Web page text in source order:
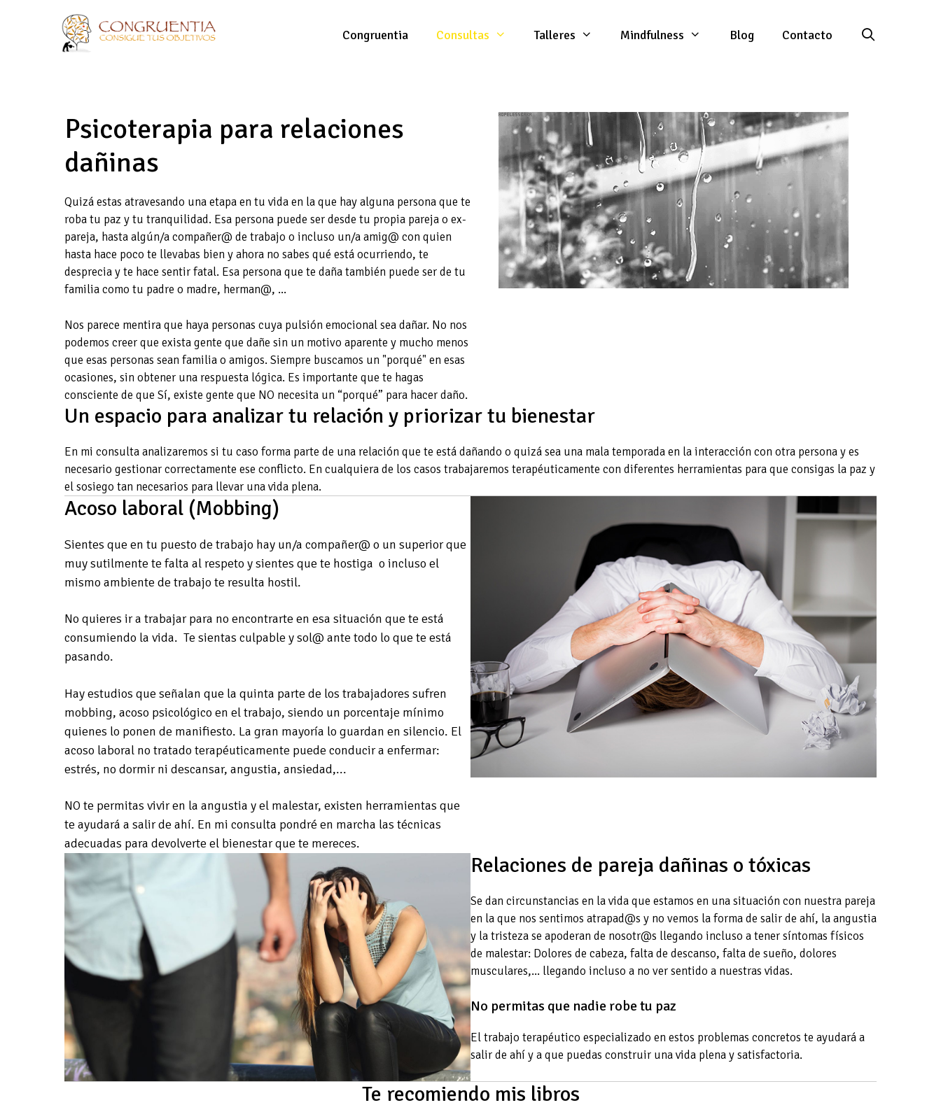
Congruentia Consultas Talleres Mindfulness Blog Contacto
Psicoterapia para relaciones
dañinas
Quizá estas atravesando una etapa en tu vida en la que hay alguna persona que te
roba tu paz y tu tranquilidad. Esa persona puede ser desde tu propia pareja o ex-
pareja, hasta algún/a compañer@ de trabajo o incluso un/a amig@ con quien
hasta hace poco te llevabas bien y ahora no sabes qué está ocurriendo, te
desprecia y te hace sentir fatal. Esa persona que te daña también puede ser de tu
familia como tu padre o madre, herman@, ...
Nos parece mentira que haya personas cuya pulsión emocional sea dañar. No nos
podemos creer que exista gente que dañe sin un motivo aparente y mucho menos
que esas personas sean familia o amigos. Siempre buscamos un "porqué" en esas
ocasiones, sin obtener una respuesta lógica. Es importante que te hagas
consciente de que Sí, existe gente que NO necesita un “porqué” para hacer daño.
Un espacio para analizar tu relación y priorizar tu bienestar
En mi consulta analizaremos si tu caso forma parte de una relación que te está dañando o quizá sea una mala temporada en la interacción con otra persona y es
necesario gestionar correctamente ese conflicto. En cualquiera de los casos trabajaremos terapéuticamente con diferentes herramientas para que consigas la paz y
el sosiego tan necesarios para llevar una vida plena.
Acoso laboral (Mobbing)
Sientes que en tu puesto de trabajo hay un/a compañer@ o un superior que
muy sutilmente te falta al respeto y sientes que te hostiga o incluso el
mismo ambiente de trabajo te resulta hostil.
No quieres ir a trabajar para no encontrarte en esa situación que te está
consumiendo la vida. Te sientas culpable y sol@ ante todo lo que te está
pasando.
Hay estudios que señalan que la quinta parte de los trabajadores sufren
mobbing, acoso psicológico en el trabajo, siendo un porcentaje mínimo
quienes lo ponen de manifiesto. La gran mayoría lo guardan en silencio. El
acoso laboral no tratado terapéuticamente puede conducir a enfermar:
estrés, no dormir ni descansar, angustia, ansiedad,...
NO te permitas vivir en la angustia y el malestar, existen herramientas que
te ayudará a salir de ahí. En mi consulta pondré en marcha las técnicas
adecuadas para devolverte el bienestar que te mereces.
Relaciones de pareja dañinas o tóxicas
Se dan circunstancias en la vida que estamos en una situación con nuestra pareja
en la que nos sentimos atrapad@s y no vemos la forma de salir de ahí, la angustia
y la tristeza se apoderan de nosotr@s llegando incluso a tener síntomas físicos
de malestar: Dolores de cabeza, falta de descanso, falta de sueño, dolores
musculares,... llegando incluso a no ver sentido a nuestras vidas.
No permitas que nadie robe tu paz
El trabajo terapéutico especializado en estos problemas concretos te ayudará a
salir de ahí y a que puedas construir una vida plena y satisfactoria.
Te recomiendo mis libros